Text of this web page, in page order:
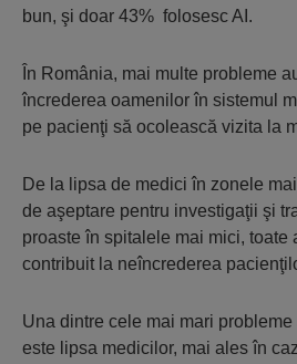
bun, şi doar 43% folosesc AI.
În România, mai multe probleme
încrederea oamenilor în sistemul
pe pacienţi să ocolească vizita la
De la lipsa de medici în zonele
de aşeptare pentru investigaţii şi
proaste în spitalele mai mici, toate
contribuit la neîncrederea
Una dintre cele mai mari
este lipsa medicilor, mai ales în